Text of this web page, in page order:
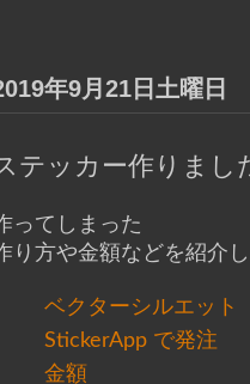
年9月21日土曜日
テッカー作りまし
ってしまった
り方や金額などを紹介
ベクターシルエット
StickerApp で発注
金額